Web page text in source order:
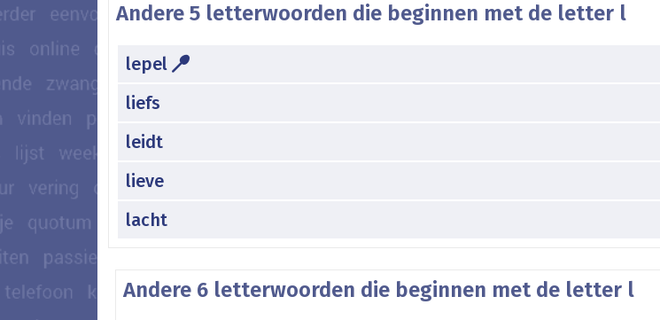
Andere 5 letterwoorden die beginnen met de letter l
lepel
liefs
leidt
lieve
lacht
Andere 6 letterwoorden die beginnen met de letter l